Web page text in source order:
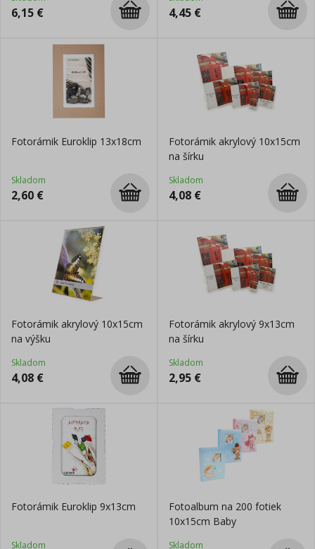
6,15 € 4,45 €
Fotorámik Euroklip 13x18cm
Skladom
2,60 €
Fotorámik akrylový 10x15cm
na šírku
Skladom
4,08 €
Fotorámik akrylový 10x15cm
na výšku
Skladom
4,08 €
Fotorámik akrylový 9x13cm
na šírku
Skladom
2,95 €
Fotorámik Euroklip 9x13cm
Skladom
Fotoalbum na 200 fotiek
10x15cm Baby
Skladom